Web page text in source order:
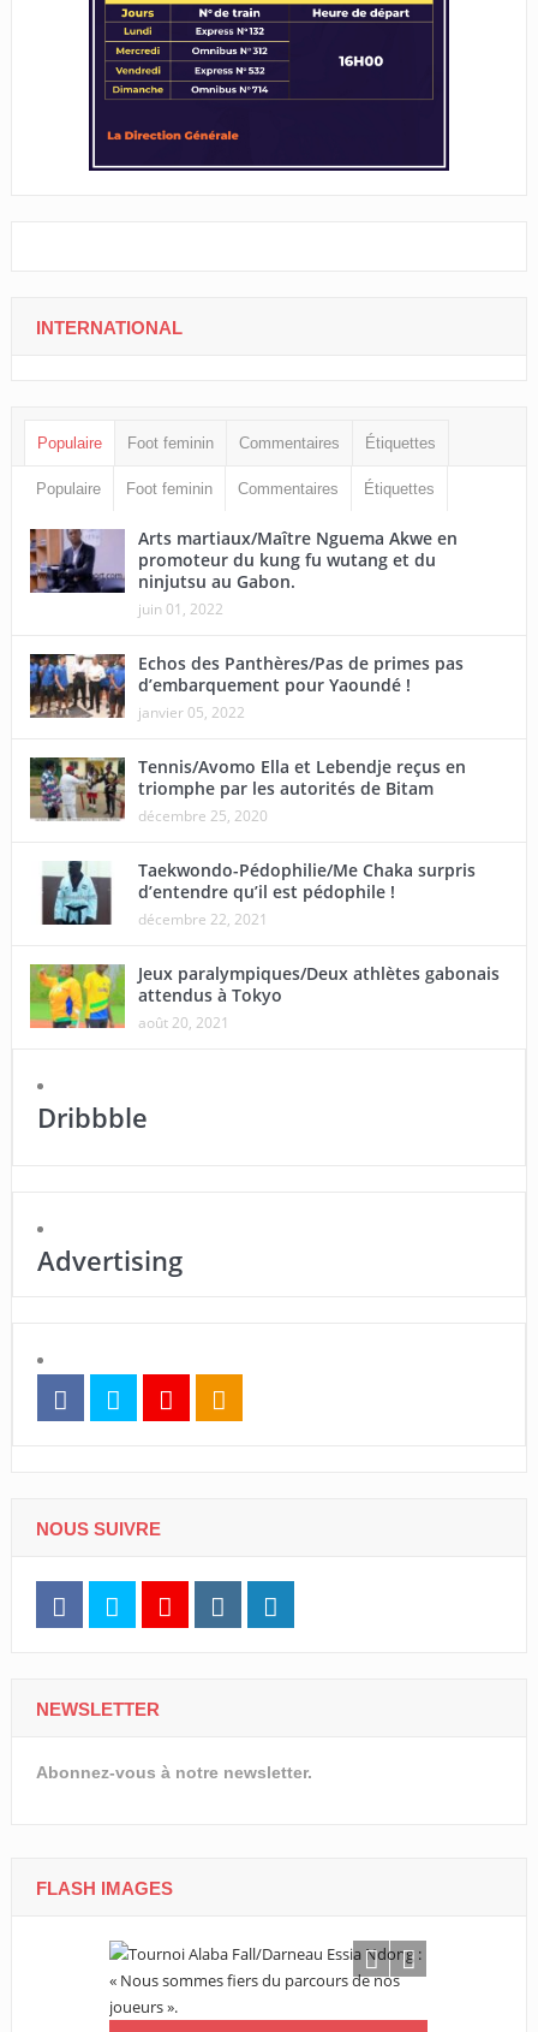
INTERNATIONAL
Populaire Foot feminin Commentaires Étiquettes
Populaire Foot feminin Commentaires Étiquettes
Arts martiaux/Maître Nguema Akwe en
promoteur du kung fu wutang et du
ninjutsu au Gabon.
juin 01, 2022
Echos des Panthères/Pas de primes pas
d’embarquement pour Yaoundé !
janvier 05, 2022
Tennis/Avomo Ella et Lebendje reçus en
triomphe par les autorités de Bitam
décembre 25, 2020
Taekwondo-Pédophilie/Me Chaka surpris
d’entendre qu’il est pédophile !
décembre 22, 2021
Jeux paralympiques/Deux athlètes gabonais
attendus à Tokyo
août 20, 2021
Dribbble
Advertising
NOUS SUIVRE
NEWSLETTER
Abonnez-vous à notre newsletter.
FLASH IMAGES